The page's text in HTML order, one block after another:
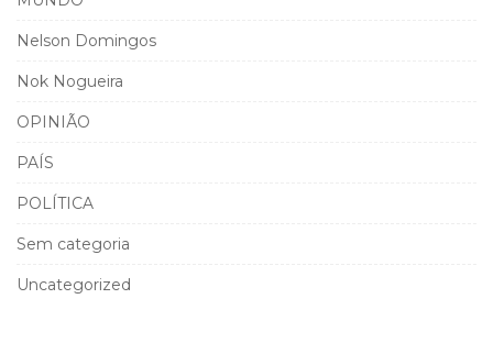
Nelson Domingos
Nok Nogueira
OPINIÃO
PAÍS
POLÍTICA
Sem categoria
Uncategorized